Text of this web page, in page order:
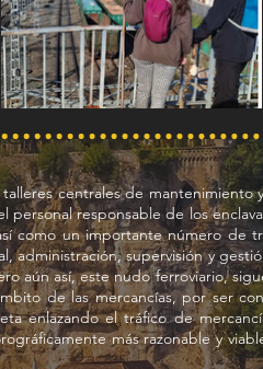
centrales de mantenimiento
personal responsable de los
como un importante número de
administración, supervisión y
aún así, este nudo ferroviario,
de las mercancías, por ser
enlazando el tráfico de
más razonable y